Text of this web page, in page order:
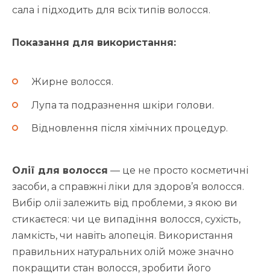
сала і підходить для всіх типів волосся.
Показання для використання:
Жирне волосся.
Лупа та подразнення шкіри голови.
Відновлення після хімічних процедур.
Олії для волосся — це не просто косметичні
засоби, а справжні ліки для здоров’я волосся.
Вибір олії залежить від проблеми, з якою ви
стикаєтеся: чи це випадіння волосся, сухість,
ламкість, чи навіть алопеція. Використання
правильних натуральних олій може значно
покращити стан волосся, зробити його